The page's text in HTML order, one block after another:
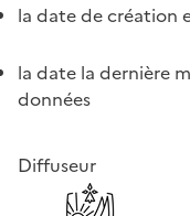
la date de création
la date la dernière
données
Diffuseur